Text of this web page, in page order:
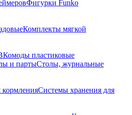
Фигурки Funko
Комплекты мягкой
Комоды пластиковые
и партыСтолы, журнальные
кормленияСистемы хранения для